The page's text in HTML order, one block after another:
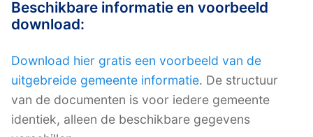
Beschikbare informatie en voorbeeld
download:
Download hier gratis een voorbeeld van de
uitgebreide gemeente informatie. De structuur
van de documenten is voor iedere gemeente
identiek, alleen de beschikbare gegevens